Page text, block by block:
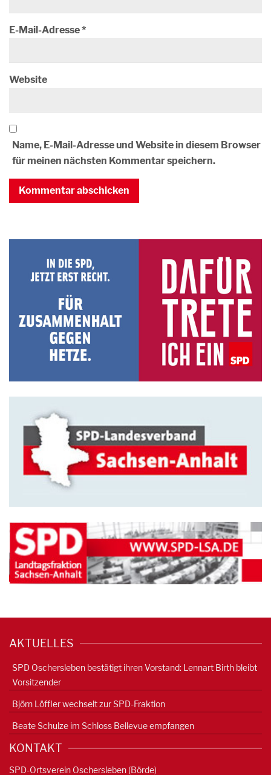
E-Mail-Adresse*
Website
Name, E-Mail-Adresse und Website in diesem Browser
für meinen nächsten Kommentar speichern.
AKTUELLES
SPD Oschersleben bestätigt ihren Vorstand: Lennart Birth bleibt
Vorsitzender
Björn Löffler wechselt zur SPD-Fraktion
Beate Schulze im Schloss Bellevue empfangen
KONTAKT
SPD-Ortsverein Oschersleben (Börde)